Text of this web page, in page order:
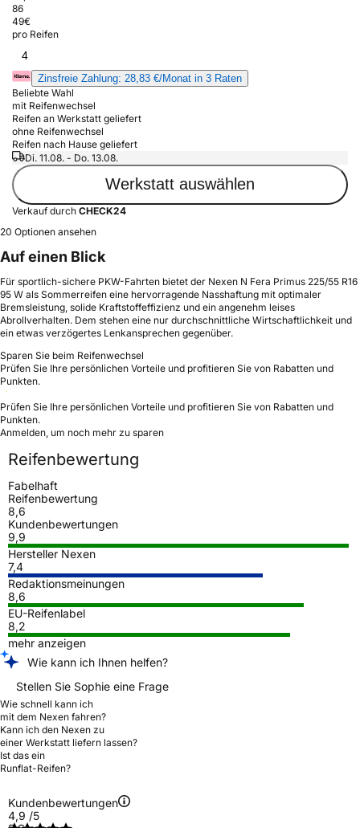
86
49€
pro Reifen
4
Zinsfreie Zahlung: 28,83 €/Monat in 3 Raten
Beliebte Wahl
mit Reifenwechsel
Reifen an Werkstatt geliefert
ohne Reifenwechsel
Reifen nach Hause geliefert
Di. 11.08. - Do. 13.08.
Werkstatt auswählen
Verkauf durch CHECK24
20 Optionen ansehen
Auf einen Blick
Für sportlich-sichere PKW-Fahrten bietet der Nexen N Fera Primus 225/55 R16
95 W als Sommerreifen eine hervorragende Nasshaftung mit optimaler
Bremsleistung, solide Kraftstoffeffizienz und ein angenehm leises
Abrollverhalten. Dem stehen eine nur durchschnittliche Wirtschaftlichkeit und
ein etwas verzögertes Lenkansprechen gegenüber.
Sparen Sie beim Reifenwechsel
Prüfen Sie Ihre persönlichen Vorteile und profitieren Sie von Rabatten und
Punkten.
Prüfen Sie Ihre persönlichen Vorteile und profitieren Sie von Rabatten und
Punkten.
Anmelden, um noch mehr zu sparen
Reifenbewertung
Fabelhaft
Reifenbewertung
8,6
Kundenbewertungen
9,9
Hersteller Nexen
7,4
Redaktionsmeinungen
8,6
EU-Reifenlabel
8,2
mehr anzeigen
Wie kann ich Ihnen helfen?
Stellen Sie Sophie eine Frage
Wie schnell kann ich
mit dem Nexen fahren?
Kann ich den Nexen zu
einer Werkstatt liefern lassen?
Ist das ein
Runflat-Reifen?
Kundenbewertungen
4,9 /5